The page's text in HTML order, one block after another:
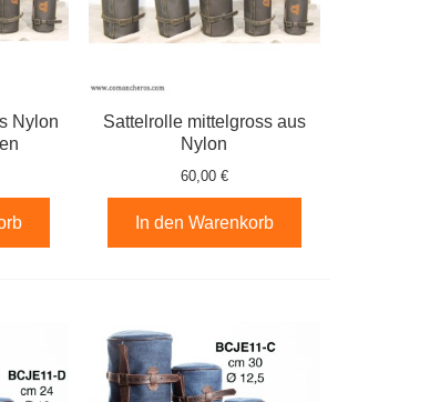
Nylon
Sattelrolle mittelgross aus
Nylon
60,00 €
In den Warenkorb